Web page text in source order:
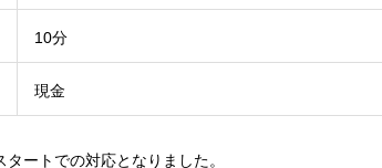
10分
現金
ートでの対応となりました。